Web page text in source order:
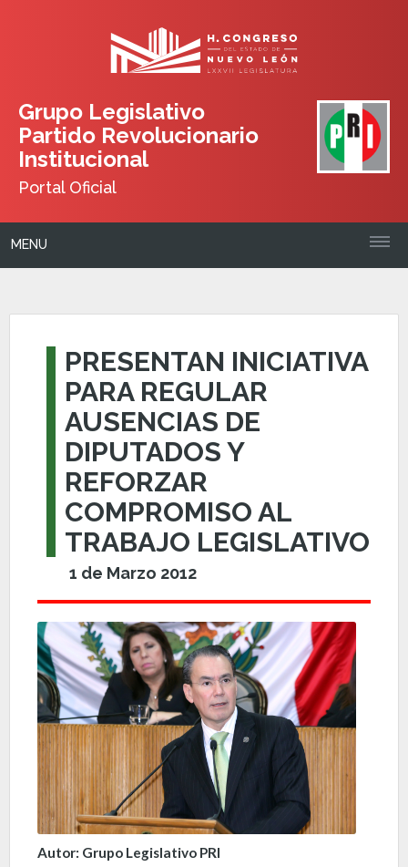
Grupo Legislativo
Partido Revolucionario
Institucional
Portal Oficial
MENU
PRESENTAN INICIATIVA
PARA REGULAR
AUSENCIAS DE
DIPUTADOS Y
REFORZAR
COMPROMISO AL
TRABAJO LEGISLATIVO
1 de Marzo 2012
Autor: Grupo Legislativo PRI